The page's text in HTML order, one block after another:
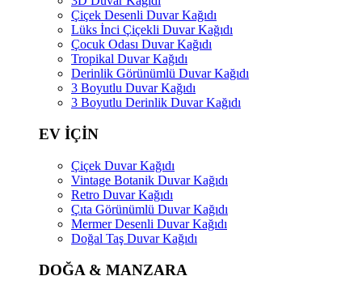
Çiçek Desenli Duvar Kağıdı
Lüks İnci Çiçekli Duvar Kağıdı
Çocuk Odası Duvar Kağıdı
Tropikal Duvar Kağıdı
Derinlik Görünümlü Duvar Kağıdı
3 Boyutlu Duvar Kağıdı
3 Boyutlu Derinlik Duvar Kağıdı
EV İÇİN
Çiçek Duvar Kağıdı
Vintage Botanik Duvar Kağıdı
Retro Duvar Kağıdı
Çıta Görünümlü Duvar Kağıdı
Mermer Desenli Duvar Kağıdı
Doğal Taş Duvar Kağıdı
DOĞA & MANZARA